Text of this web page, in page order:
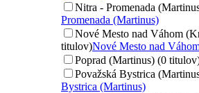
Nitra - Promenada
Promenada (Martinus)
Nové Mesto nad Váhom
titulov)Nové Mesto nad
Poprad (Martinus) (0
Považská Bystrica
Bystrica (Martinus)